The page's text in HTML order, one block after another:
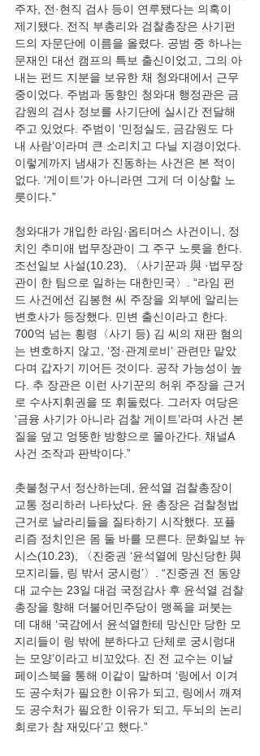
주자, 전·현직 검사 등이 연루됐다는 의혹이
제기됐다. 전직 부총리와 검찰총장은 사기펀
드의 자문단에 이름을 올렸다. 공범 중 하나는
문재인 대선 캠프의 특보 출신이었고, 그의 아
내는 펀드 지분을 보유한 채 청와대에서 근무
중이었다. 주범과 동향인 청와대 행정관은 금
감원의 검사 정보를 사기단에 실시간 전달해
주고 있었다. 주범이 ‘민정실도, 금감원도 다
내 사람’이라며 큰 소리치고 다닐 지경이었다.
이렇게까지 냄새가 진동하는 사건은 본 적이
없다. ‘게이트’가 아니라면 그게 더 이상할 노
청와대가 개입한 라임·옵티머스 사건이니, 정
치인 추미애 법무장관이 그 주구 노릇을 한다.
조선일보 사설(10.23), 〈사기꾼과 與 ·법무장
관이 한 팀으로 일하는 대한민국〉. “라임 펀
드 사건에선 김봉현 씨 주장을 외부에 알리는
변호사가 등장했다. 민변 출신이라고 한다.
700억 넘는 횡령〈사기 등) 김 씨의 재판 혐의
는 변호하지 않고, ‘정·관계로비’ 관련만 맡았
다며 갑자기 끼어든 것이다. 공작 가능성이 높
다. 추 장관은 이런 사기꾼의 허위 주장을 근거
로 수사지휘권을 또 휘둘렀다. 그러자 여당은
‘금융 사기가 아니라 검찰 게이트’라며 사건 본
질을 덮고 엉뚱한 방향으로 몰아간다. 채널A
촛불청구서 정산하는데, 윤석열 검찰총장이
교통 정리하러 나타났다. 윤 총장은 검찰청법
근거로 날라리들을 질타하기 시작했다. 포퓰
리즘 정치인은 몸 둘 바를 모른다. 문화일보 뉴
시스(10.23), 〈진중권 ‘윤석열에 망신당한 與
모지리들, 링 밖서 궁시렁’〉. “진중권 전 동양
대 교수는 23일 대검 국정감사 후 윤석열 검찰
총장을 향해 더불어민주당이 맹폭을 퍼붓는
데 대해 ‘국감에서 윤석열한테 망신만 당한 모
지리들이 링 밖에 분하다고 단체로 궁시렁대
는 모양’이라고 비꼬았다. 진 전 교수는 이날
페이스북을 통해 이같이 말하며 ‘링에서 이겨
도 공수처가 필요한 이유가 되고, 링에서 깨져
도 공수처가 필요한 이유가 되고, 두뇌의 논리